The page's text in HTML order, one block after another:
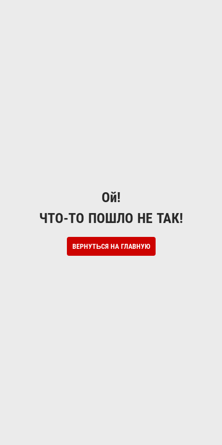
Ой!
ЧТО-ТО ПОШЛО НЕ ТАК!
ВЕРНУТЬСЯ НА ГЛАВНУЮ